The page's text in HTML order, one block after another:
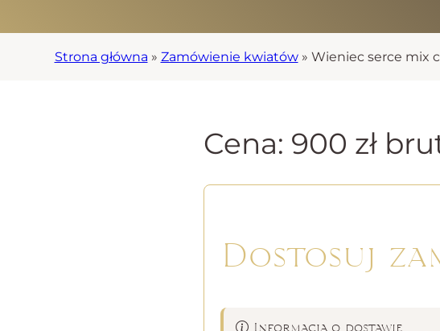
Strona główna » Zamówienie kwiatów» Wieniec serce mix
Cena: 900 zł
Dostosuj